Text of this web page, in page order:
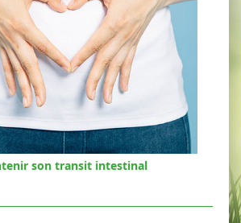
son transit intestinal